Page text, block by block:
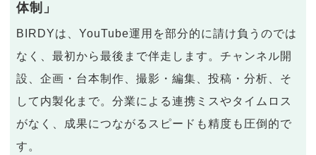
体制」
BIRDYは、YouTube運用を部分的に請け負うのでは
なく、最初から最後まで伴走します。チャンネル開
設、企画・台本制作、撮影・編集、投稿・分析、そ
して内製化まで。分業による連携ミスやタイムロス
がなく、成果につながるスピードも精度も圧倒的で
す。